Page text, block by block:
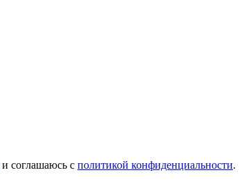
и соглашаюсь с политикой конфиденциальности.